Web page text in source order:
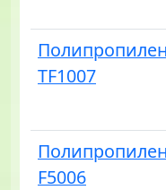
Полипропилен
TF1007
Полипропилен
F5006